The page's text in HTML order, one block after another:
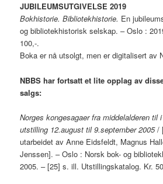
JUBILEUMSUTGIVELSE 2019
Bokhistorie. Bibliotekhistorie. En
og bibliotekhistorisk selskap. – Oslo :
100,-.
Boka er nå utsolgt, men er digitalisert av
NBBS har fortsatt et lite opplag av
salgs:
Norges kongesagaer fra middelalderen til
utstilling 12.august til 9.september 2005/
utarbeidet av Anne Eidsfeldt, Magnus
Jenssen]. – Oslo : Norsk bok- og
2005. – [25] s. ill. Utstillingskatalog. Kr.